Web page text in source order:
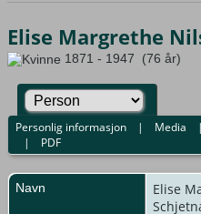
Elise Margrethe
1871 - 1947 (76 år)
Personlig informasjon | Media
| PDF
Navn Elise